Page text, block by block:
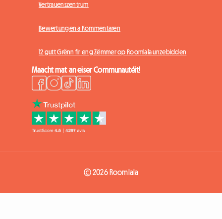
Vertrauenszentrum
Bewertungen a Kommentaren
12 gutt Grënn fir eng Zëmmer op Roomlala unzebidden
Maacht mat an eiser Communautéit!
© 2026 Roomlala